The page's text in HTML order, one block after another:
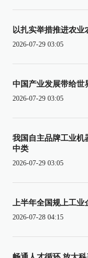
以扎实举措推进农业
2026-07-29 03:05
中国产业发展带给世
2026-07-29 03:05
我国自主品牌工业机
中类
2026-07-29 03:05
上半年全国规上工
2026-07-28 04:15